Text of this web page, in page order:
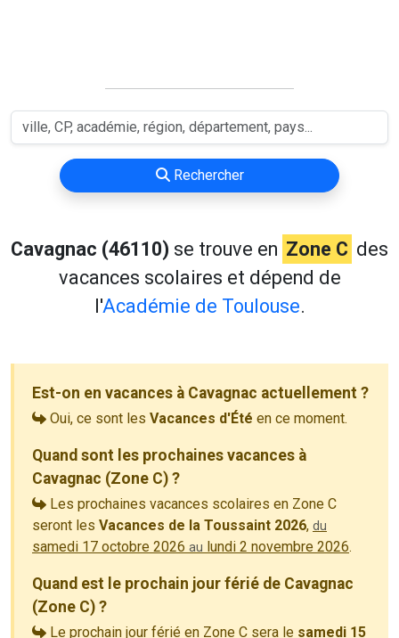
Rechercher
Cavagnac (46110) se trouve en Zone C des
vacances scolaires et dépend de
l'Académie de Toulouse.
Est-on en vacances à Cavagnac actuellement ?
Oui, ce sont les Vacances d'Été en ce moment.
Quand sont les prochaines vacances à
Cavagnac (Zone C) ?
Les prochaines vacances scolaires en Zone C
seront les Vacances de la Toussaint 2026, du
samedi 17 octobre 2026 au lundi 2 novembre 2026.
Quand est le prochain jour férié de Cavagnac
(Zone C) ?
Le prochain jour férié en Zone C sera le samedi 15